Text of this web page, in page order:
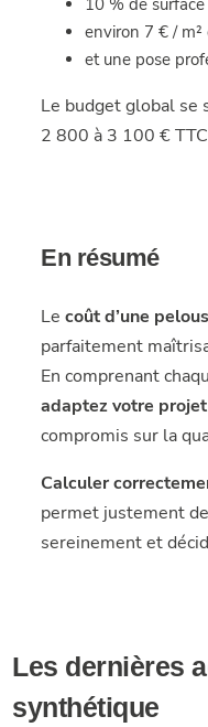
10 % de
environ 7 € / m²
et une pose
Le budget global se
2 800 à 3 100 €
En résumé
Lecoût d’une
parfaitement
En comprenant
adaptez votre
compromis sur la
Calculer
permet justement
sereinement et
Les dernières
synthétique